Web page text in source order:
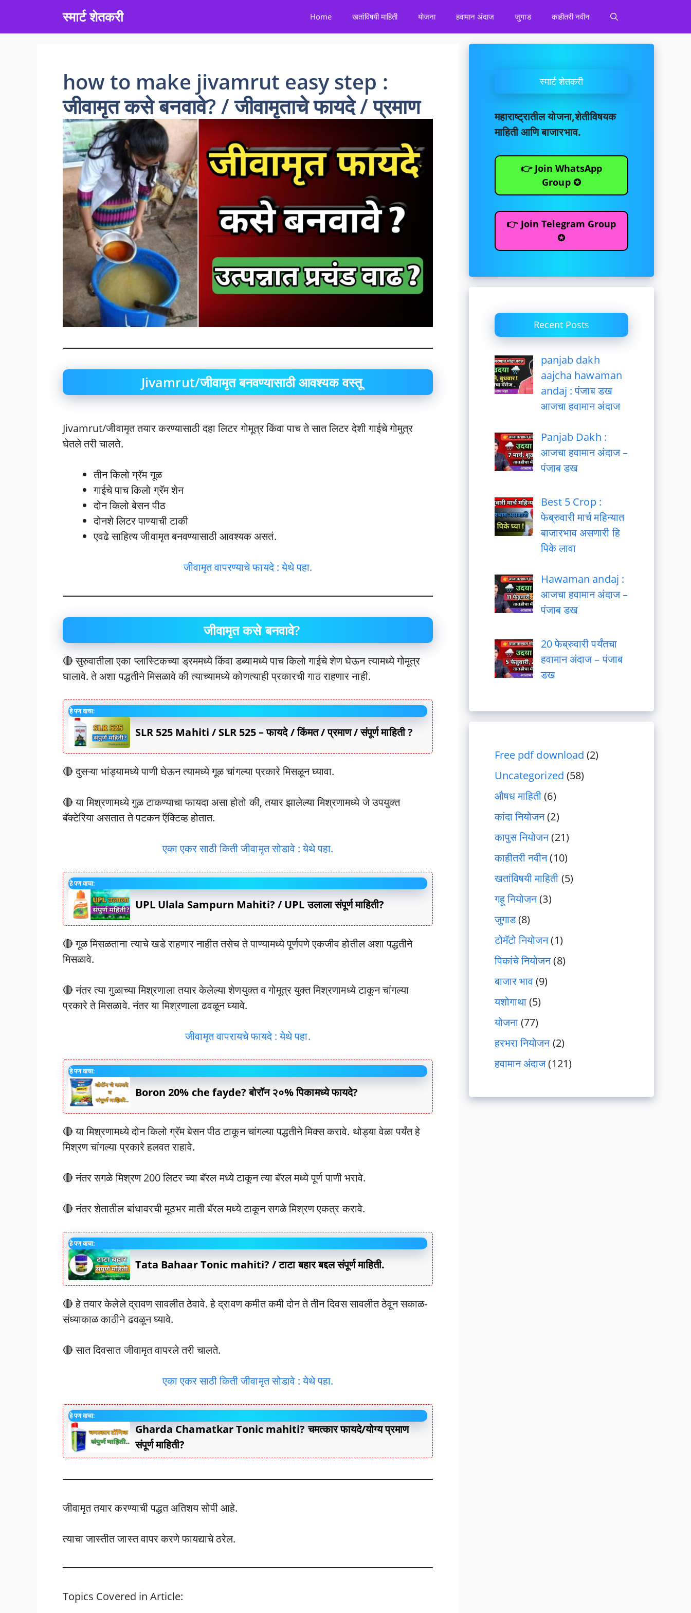
content
स्मार्ट शेतकरी Home खतांविषयी माहिती योजना हवामान अंदाज जुगाड काहीतरी नवीन
how to make jivamrut easy step :
जीवामृत कसे बनवावे? / जीवामृताचे फायदे / प्रमाण
Jivamrut/जीवामृत बनवण्यासाठी आवश्यक वस्तू
Jivamrut/जीवामृत तयार करण्यासाठी दहा लिटर गोमूत्र किंवा पाच ते सात लिटर देशी गाईचे गोमुत्र
घेतले तरी चालते.
तीन किलो ग्रॅम गूळ
गाईचे पाच किलो ग्रॅम शेन
दोन किलो बेसन पीठ
दोनशे लिटर पाण्याची टाकी
एवढे साहित्य जीवामृत बनवण्यासाठी आवश्यक असतं.
जीवामृत वापरण्याचे फायदे : येथे पहा.
जीवामृत कसे बनवावे?
🔴 सुरुवातीला एका प्लास्टिकच्या ड्रममध्ये किंवा डब्यामध्ये पाच किलो गाईचे शेण घेऊन त्यामध्ये गोमूत्र
घालावे. ते अशा पद्धतीने मिसळावे की त्याच्यामध्ये कोणत्याही प्रकारची गाठ राहणार नाही.
हे पण वाचा:
SLR 525 Mahiti / SLR 525 – फायदे / किंमत / प्रमाण / संपूर्ण माहिती ?
🔴 दुसऱ्या भांड्यामध्ये पाणी घेऊन त्यामध्ये गूळ चांगल्या प्रकारे मिसळून घ्यावा.
🔴 या मिश्रणामध्ये गुळ टाकण्याचा फायदा असा होतो की, तयार झालेल्या मिश्रणामध्ये जे उपयुक्त
बॅक्टेरिया असतात ते पटकन ऍक्टिव्ह होतात.
एका एकर साठी किती जीवामृत सोडावे : येथे पहा.
हे पण वाचा:
UPL Ulala Sampurn Mahiti? / UPL उलाला संपूर्ण माहिती?
🔴 गूळ मिसळताना त्याचे खडे राहणार नाहीत तसेच ते पाण्यामध्ये पूर्णपणे एकजीव होतील अशा पद्धतीने
मिसळावे.
🔴 नंतर त्या गुळाच्या मिश्रणाला तयार केलेल्या शेणयुक्त व गोमूत्र युक्त मिश्रणामध्ये टाकून चांगल्या
प्रकारे ते मिसळावे. नंतर या मिश्रणाला ढवळून घ्यावे.
जीवामृत वापरायचे फायदे : येथे पहा.
हे पण वाचा:
Boron 20% che fayde? बोरॉन २०% पिकामध्ये फायदे?
🔴 या मिश्रणामध्ये दोन किलो ग्रॅम बेसन पीठ टाकून चांगल्या पद्धतीने मिक्स करावे. थोड्या वेळा पर्यंत हे
मिश्रण चांगल्या प्रकारे हलवत राहावे.
🔴 नंतर सगळे मिश्रण 200 लिटर च्या बॅरल मध्ये टाकून त्या बॅरल मध्ये पूर्ण पाणी भरावे.
🔴 नंतर शेतातील बांधावरची मूठभर माती बॅरल मध्ये टाकून सगळे मिश्रण एकत्र करावे.
हे पण वाचा:
Tata Bahaar Tonic mahiti? / टाटा बहार बद्दल संपूर्ण माहिती.
🔴 हे तयार केलेले द्रावण सावलीत ठेवावे. हे द्रावण कमीत कमी दोन ते तीन दिवस सावलीत ठेवून सकाळ-
संध्याकाळ काठीने ढवळून घ्यावे.
🔴 सात दिवसात जीवामृत वापरले तरी चालते.
एका एकर साठी किती जीवामृत सोडावे : येथे पहा.
हे पण वाचा:
Gharda Chamatkar Tonic mahiti? चमत्कार फायदे/योग्य प्रमाण
संपूर्ण माहिती?
जीवामृत तयार करण्याची पद्धत अतिशय सोपी आहे.
त्याचा जास्तीत जास्त वापर करणे फायद्याचे ठरेल.
Topics Covered in Article:
स्मार्ट शेतकरी
महाराष्ट्रातील योजना,शेतीविषयक
माहिती आणि बाजारभाव.
👉 Join WhatsApp
Group ✪
👉 Join Telegram Group
✪
Recent Posts
panjab dakh
aajcha hawaman
andaj : पंजाब डख
आजचा हवामान अंदाज
Panjab Dakh :
आजचा हवामान अंदाज –
पंजाब डख
Best 5 Crop :
फेब्रुवारी मार्च महिन्यात
बाजारभाव असणारी हि
पिके लावा
Hawaman andaj :
आजचा हवामान अंदाज –
पंजाब डख
20 फेब्रुवारी पर्यंतचा
हवामान अंदाज – पंजाब
डख
Free pdf download (2)
Uncategorized (58)
औषध माहिती(6)
कांदा नियोजन(2)
कापुस नियोजन(21)
काहीतरी नवीन(10)
खतांविषयी माहिती (5)
गहू नियोजन(3)
जुगाड(8)
टोमॅटो नियोजन(1)
पिकांचे नियोजन(8)
बाजार भाव(9)
यशोगाथा(5)
योजना(77)
हरभरा नियोजन(2)
हवामान अंदाज(121)